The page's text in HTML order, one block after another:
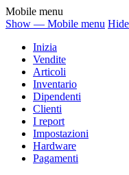
Mobile menu
Show — Mobile menu
Inizia
Vendite
Articoli
Inventario
Dipendenti
Clienti
I report
Impostazioni
Hardware
Pagamenti